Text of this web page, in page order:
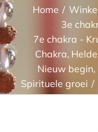
Home
3e
7e chakra -
Chakra
Nieuw begin
Spirituele groei